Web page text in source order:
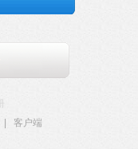
客户端